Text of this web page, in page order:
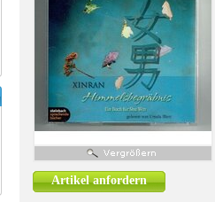
Artikel anfordern